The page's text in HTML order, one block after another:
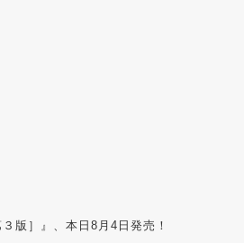
版］』、本日8月4日発売！